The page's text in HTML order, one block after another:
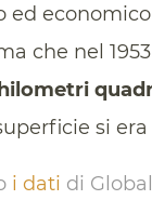
ed
che nel
si era
i dati di